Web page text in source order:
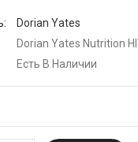
Dorian Yates
Dorian Yates Nutrition
Есть В Наличии